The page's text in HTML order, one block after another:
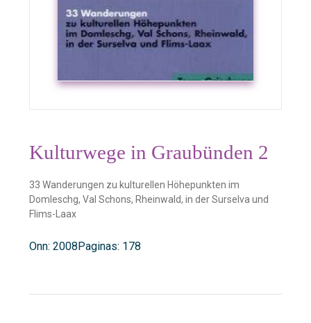
Kulturwege in Graubünden 2
33 Wanderungen zu kulturellen Höhepunkten im
Domleschg, Val Schons, Rheinwald, in der Surselva und
Flims-Laax
Onn: 2008 Paginas: 178